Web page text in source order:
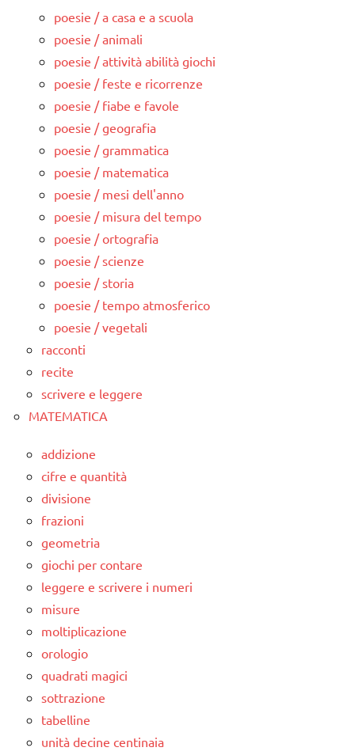
poesie / a casa e a scuola
poesie / animali
poesie / attività abilità giochi
poesie / feste e ricorrenze
poesie / fiabe e favole
poesie / geografia
poesie / grammatica
poesie / matematica
poesie / mesi dell'anno
poesie / misura del tempo
poesie / ortografia
poesie / scienze
poesie / storia
poesie / tempo atmosferico
poesie / vegetali
racconti
recite
scrivere e leggere
MATEMATICA
addizione
cifre e quantità
divisione
frazioni
geometria
giochi per contare
leggere e scrivere i numeri
misure
moltiplicazione
orologio
quadrati magici
sottrazione
tabelline
unità decine centinaia